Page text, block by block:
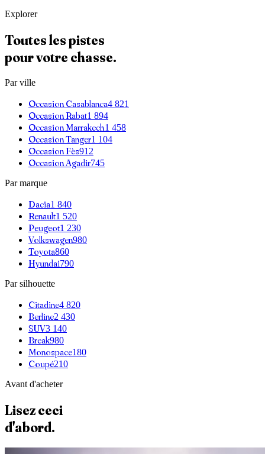
Explorer
Toutes les pistes
pour votre chasse.
Par ville
Occasion Casablanca4 821
Occasion Rabat1 894
Occasion Marrakech1 458
OccasionTanger1 104
Occasion Fès912
Occasion Agadir745
Par marque
Dacia1 840
Renault1 520
Peugeot1 230
Volkswagen980
Toyota860
Hyundai790
Par silhouette
Citadine4 820
Berline2 430
SUV3 140
Break980
Monospace180
Coupé210
Avant d'acheter
Lisez ceci
d'abord.